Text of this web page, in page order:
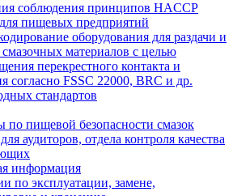
соблюдения принципов HACCP
пищевых предприятий
оборудования для раздачи и
смазочных материалов с целью
перекрестного контакта и
согласно FSSC 22000, BRC и др.
стандартов
по пищевой безопасности смазок
аудиторов, отдела контроля качества
информация
по эксплуатации, замене,